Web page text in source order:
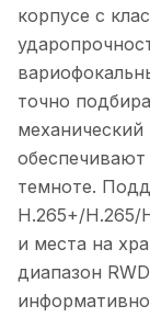
корпусе с
точно
темноте.
H.265+/H.265/
и места на
диапазон